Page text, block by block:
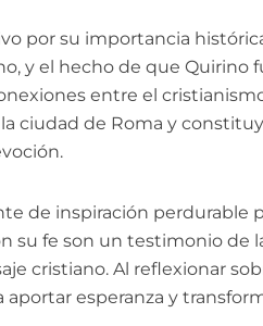
por su importancia
y el hecho de que Quirino
entre el
ciudad de Roma y
de inspiración perdurable
su fe son un testimonio de
cristiano. Al reflexionar
esperanza y